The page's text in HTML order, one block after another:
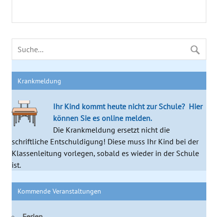
Krankmeldung
Ihr Kind kommt heute nicht zur Schule? Hier
können Sie es online melden.
Die Krankmeldung ersetzt nicht die
schriftliche Entschuldigung! Diese muss Ihr Kind bei der
Klassenleitung vorlegen, sobald es wieder in der Schule
ist.
Kommende Veranstaltungen